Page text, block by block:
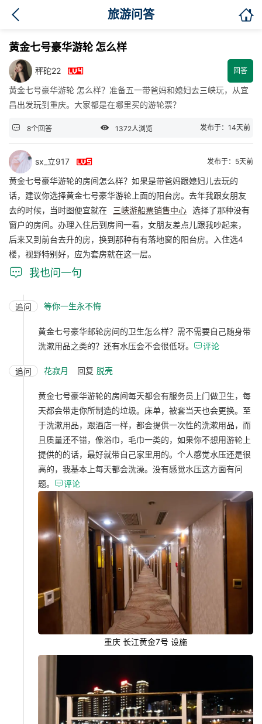
旅游问答 
黄金七号豪华游轮 怎么样
秤砣22  回答
黄金七号豪华游轮 怎么样？准备五一带爸妈和媳妇去三峡玩，从宜
昌出发玩到重庆。大家都是在哪里买的游轮票？
 8个回答  1372人浏览 发布于：14天前
sx_立917  发布于：5天前
黄金七号豪华游轮的房间怎么样？如果是带爸妈跟媳妇儿去玩的
话，建议你选择黄金七号豪华游轮上面的阳台房。去年我跟女朋友
去的时候，当时图便宜就在
三峡游船票销售中心 选择了那种没有
窗户的房间。办理入住后到房间一看，女朋友差点儿跟我吵起来，
后来又到前台去升的房，换到那种有有落地窗的阳台房。入住选4
楼，视野特别好，应为套房就在这一层。
 我也问一句
追问 等你一生永不悔
黄金七号豪华邮轮房间的卫生怎么样？需不需要自己随身带
洗漱用品之类的？还有水压会不会很低呀。 评论
追问 花寂月 回复 脱壳
黄金七号豪华游轮的房间每天都会有服务员上门做卫生，每
天都会带走你所制造的垃圾。床单，被套当天也会更换。至
于洗漱用品，跟酒店一样，都会提供一次性的洗漱用品，而
且质量还不错，像浴巾，毛巾一类的，如果你不想用游轮上
提供的的话，最好就带自己家里用的。个人感觉水压还是很
高的，我基本上每天都会洗澡。没有感觉水压这方面有问
题。 评论
重庆 长江黄金7号 设施